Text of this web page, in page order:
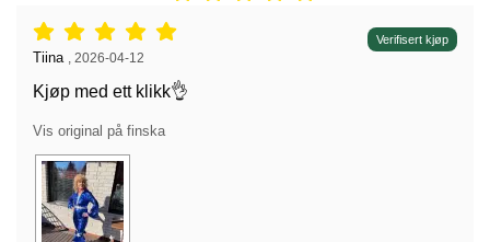
Vurdering: 5 stjerne av 5, Verifisert kjøp
Anmeldelse av:
Tiina 2026-04-12
Kjøp med ett klikk👌
Vis original på finska